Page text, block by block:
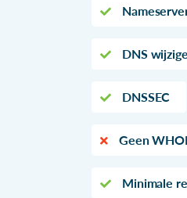
DNS
DNSSEC
Geen
Minimale